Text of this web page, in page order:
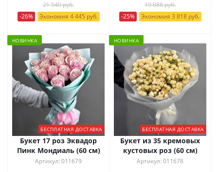
21 540 руб.
-26%
Экономия 4 445 руб.
19 088 руб.
-25%
Экономия 3 818 руб.
НОВИНКА
БЕСПЛАТНАЯ ДОСТАВКА
Букет 17 роз Эквадор
Пинк Мондиаль (60 см)
Артикул: 011679
НОВИНКА
БЕСПЛАТНАЯ ДОСТАВКА
Букет из 35 кремовых
кустовых роз (60 см)
Артикул: 011678